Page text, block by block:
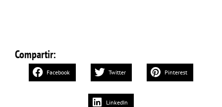
Compartir:
Facebook Twitter Pinterest
LinkedIn